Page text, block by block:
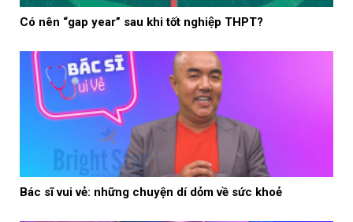
Có nên “gap year” sau khi tốt nghiệp THPT?
Bác sĩ vui vẻ: những chuyện dí dỏm về sức khoẻ